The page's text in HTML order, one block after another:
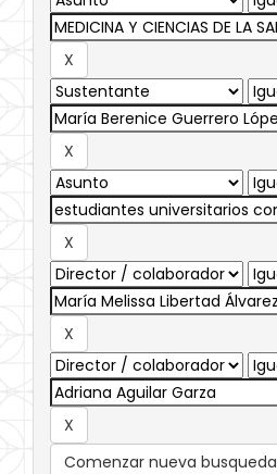
Comenzar nueva busqueda